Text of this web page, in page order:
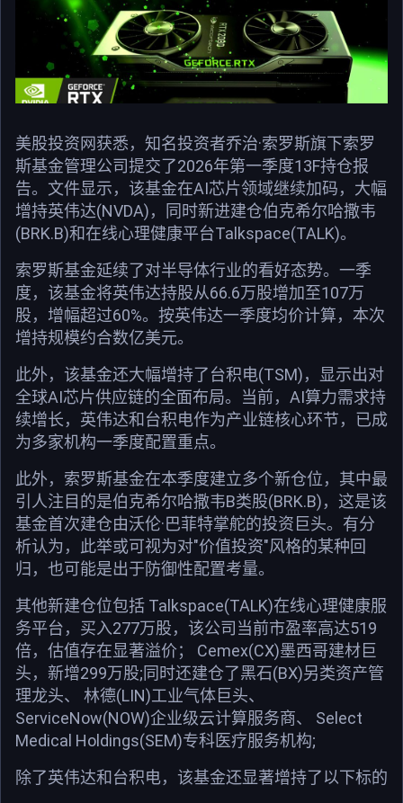
美股投资网获悉，知名投资者乔治·索罗斯旗下索罗
斯基金管理公司提交了2026年第一季度13F持仓报
告。文件显示，该基金在AI芯片领域继续加码，大幅
增持英伟达(NVDA)，同时新进建仓伯克希尔哈撒韦
(BRK.B)和在线心理健康平台Talkspace(TALK)。
索罗斯基金延续了对半导体行业的看好态势。一季
度，该基金将英伟达持股从66.6万股增加至107万
股，增幅超过60%。按英伟达一季度均价计算，本次
增持规模约合数亿美元。
此外，该基金还大幅增持了台积电(TSM)，显示出对
全球AI芯片供应链的全面布局。当前，AI算力需求持
续增长，英伟达和台积电作为产业链核心环节，已成
为多家机构一季度配置重点。
此外，索罗斯基金在本季度建立多个新仓位，其中最
引人注目的是伯克希尔哈撒韦B类股(BRK.B)，这是该
基金首次建仓由沃伦·巴菲特掌舵的投资巨头。有分
析认为，此举或可视为对"价值投资"风格的某种回
归，也可能是出于防御性配置考量。
其他新建仓位包括 Talkspace(TALK)在线心理健康服
务平台，买入277万股，该公司当前市盈率高达519
倍，估值存在显著溢价； Cemex(CX)墨西哥建材巨
头，新增299万股;同时还建仓了黑石(BX)另类资产管
理龙头、 林德(LIN)工业气体巨头、
ServiceNow(NOW)企业级云计算服务商、 Select
Medical Holdings(SEM)专科医疗服务机构;
除了英伟达和台积电，该基金还显著增持了以下标的